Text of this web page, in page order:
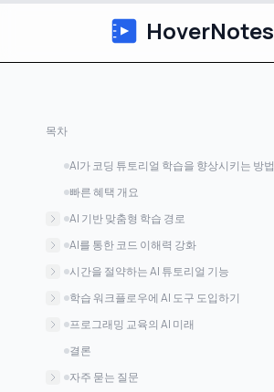
HoverNotes
목차
AI가 코딩 튜토리얼 학습을 향상시키는 방법
빠른 혜택 개요
AI 기반 맞춤형 학습 경로
지능형 기술 평가 및 적응
동적 콘텐츠 맞춤화
포괄적 진행 상황 모니터링
AI를 통한 코드 이해력 강화
지능형 코드 분석 및 설명
자동화된 코드 품질 향상
포괄적 튜토리얼 문서화
HoverNotes 가격 및 기능
시간을 절약하는 AI 튜토리얼 기능
자동 노트 생성
지능형 콘텐츠 우선순위 지정
종합적 학습 강화 도구
플랫폼 통합 및 접근성
학습 워크플로우에 AI 도구 도입하기
AI 학습 도구 시작하기
AI 도구 효과 극대화
AI 강화 학습을 위한 모범 사례
프로그래밍 교육의 AI 미래
프라이버시 우선 AI 개발
고급 AI 기능
결론
자주 묻는 질문